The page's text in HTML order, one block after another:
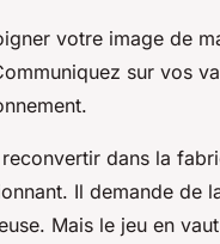
votre image de
sur vos
dans la
Il demande de
Mais le jeu en